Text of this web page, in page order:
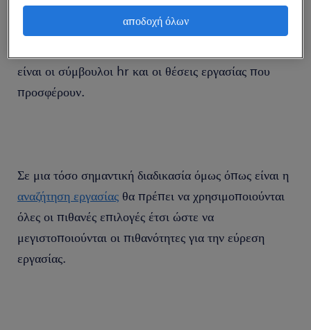
δημοσιεύονται στα διάφορα job site στο internet.
Για κάποιους αποτελεί και η μοναδική επιλογή
είναι οι σύμβουλοι hr και οι θέσεις εργασίας που
προσφέρουν.
Σε μια τόσο σημαντική διαδικασία όμως όπως είναι η
αναζήτηση εργασίας θα πρέπει να χρησιμοποιούνται
όλες οι πιθανές επιλογές έτσι ώστε να
μεγιστοποιούνται οι πιθανότητες για την εύρεση
εργασίας.
αποδοχή όλων